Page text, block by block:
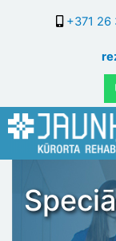
+371 26